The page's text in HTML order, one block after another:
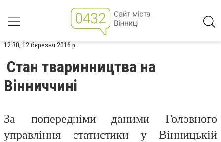
12:30, 12 березня 2016 р.
Стан тваринництва на
Вінниччині
За попередніми даними Головного
управління статистики у Вінницькій